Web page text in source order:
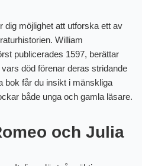
dig möjlighet att utforska ett av
William
publicerades 1597, berättar
död förenar deras stridande
bok får du insikt i mänskliga
både unga och gamla läsare.
och Julia